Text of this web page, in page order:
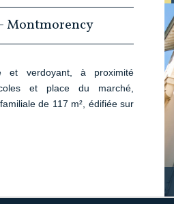
- Montmorency
et verdoyant, à proximité
et place du marché,
de 117 m², édifiée sur